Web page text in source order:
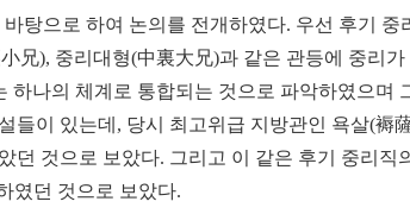
탕으로 하여 논의를 전개하였다. 우선 후기 중
兄), 중리대형(中裏大兄)과 같은 관등에 중리
나의 체계로 통합되는 것으로 파악하였으며
이 있는데, 당시 최고위급 지방관인 욕살(褥
것으로 보았다. 그리고 이 같은 후기 중리직
였던 것으로 보았다.